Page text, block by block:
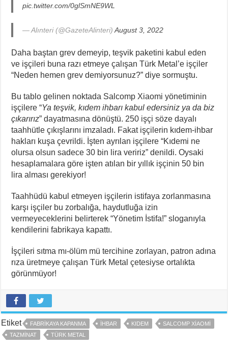
pic.twitter.com/0glSmNE9WL
— Alınteri (@GazeteAlinteri)August 3, 2022
Daha baştan grev demeyip, teşvik paketini kabul eden
ve işçileri buna razı etmeye çalışan Türk Metal’e işçiler
“Neden hemen grev demiyorsunuz?” diye sormuştu.
Bu tablo gelinen noktada Salcomp Xiaomi yönetiminin
işçilere “Ya teşvik, kıdem ihbarı kabul edersiniz ya da biz
çıkarırız” dayatmasına dönüştü. 250 işçi söze dayalı
taahhütle çıkışlarını imzaladı. Fakat işçilerin kıdem-ihbar
hakları kuşa çevrildi. İşten ayrılan işçilere “Kıdemi ne
olursa olsun sadece 30 bin lira veririz” denildi. Oysaki
hesaplamalara göre işten atılan bir yıllık işçinin 50 bin
lira alması gerekiyor!
Taahhüdü kabul etmeyen işçilerin istifaya zorlanmasına
karşı işçiler bu zorbalığa, haydutluğa izin
vermeyeceklerini belirterek “Yönetim İstifa!” sloganıyla
kendilerini fabrikaya kapattı.
İşçileri sıtma mı-ölüm mü tercihine zorlayan, patron adına
rıza üretmeye çalışan Türk Metal çetesiyse ortalıkta
görünmüyor!
Etiket FABRIKAYA KAPANMA IHBAR KIDEM
SALCOMP XIAOMI
TAZMINAT
TÜRK METAL